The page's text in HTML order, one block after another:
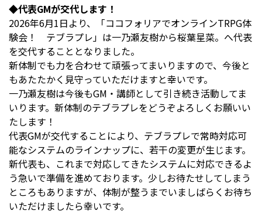
◆代表GMが交代します！
2026年6月1日より、「ココフォリアでオンラインTRPG体
験会！ テブラプレ」は一乃瀬友樹から桜葉星菜。へ代表
を交代することとなりました。
新体制でも力を合わせて頑張ってまいりますので、今後と
もあたたかく見守っていただけますと幸いです。
一乃瀬友樹は今後もGM・講師として引き続き活動してま
いります。新体制のテブラプレをどうぞよろしくお願いい
たします！
代表GMが交代することにより、テブラプレで常時対応可
能なシステムのラインナップに、若干の変更が生じます。
新代表も、これまで対応してきたシステムに対応できるよ
う急いで準備を進めております。少しお待たせしてしまう
ところもありますが、体制が整うまでいましばらくお待ち
いただけましたら幸いです。